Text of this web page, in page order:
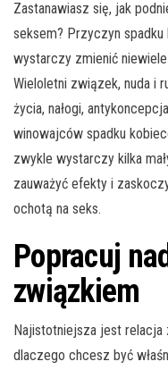
Zastanawiasz się, jak
seksem? Przyczyn
wystarczy zmienić
Wieloletni związek, nuda i
życia, nałogi,
winowajców spadku
zwykle wystarczy kilka
zauważyć efekty i
ochotą na seks.
Popracuj
związkiem
Najistotniejsza jest relacja
dlaczego chcesz być